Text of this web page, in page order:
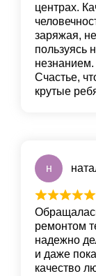
центрах.
заряжая,
пользуясь
Счастье,
крутые
н
ремонтом
надежно
и даже
качество